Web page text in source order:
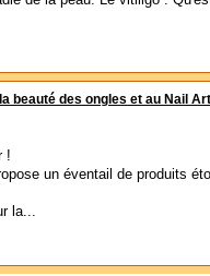
beauté des ongles et au Nail Art
!
un éventail de produits
la...